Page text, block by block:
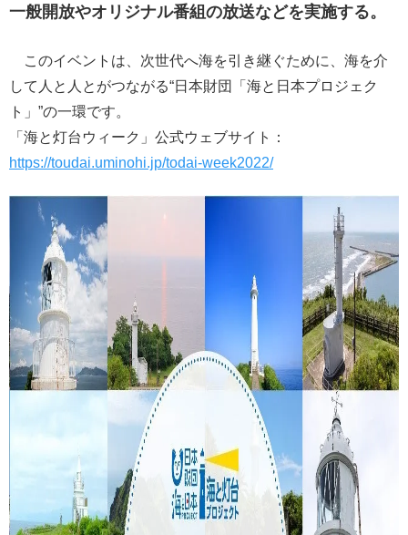
一般開放やオリジナル番組の放送などを実施する。
このイベントは、次世代へ海を引き継ぐために、海を介
して人と人とがつながる“日本財団「海と日本プロジェク
ト」”の一環です。
「海と灯台ウィーク」公式ウェブサイト：
https://toudai.uminohi.jp/todai-week2022/